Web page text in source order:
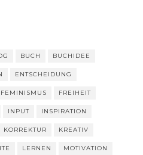
BUCH BUCHIDEE
ENTSCHEIDUNG
FEMINISMUS FREIHEIT
INPUT INSPIRATION
KORREKTUR KREATIV
LERNEN MOTIVATION